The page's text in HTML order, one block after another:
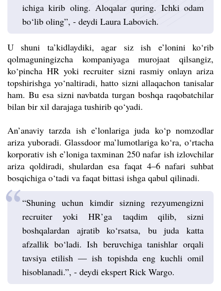
ichiga kirib oling. Aloqalar quring. Ichki odam
bo‘lib oling”, - deydi Laura Labovich.
U shuni ta’kidlaydiki, agar siz ish e’lonini ko‘rib
qolmaguningizcha kompaniyaga murojaat qilsangiz,
ko‘pincha HR yoki recruiter sizni rasmiy onlayn ariza
topshirishga yo‘naltiradi, hatto sizni allaqachon tanisalar
ham. Bu esa sizni navbatda turgan boshqa raqobatchilar
bilan bir xil darajaga tushirib qo‘yadi.
An’anaviy tarzda ish e’lonlariga juda ko‘p nomzodlar
ariza yuboradi. Glassdoor ma’lumotlariga ko‘ra, o‘rtacha
korporativ ish e’loniga taxminan 250 nafar ish izlovchilar
ariza qoldiradi, shulardan esa faqat 4–6 nafari suhbat
bosqichiga o‘tadi va faqat bittasi ishga qabul qilinadi.
“Shuning uchun kimdir sizning rezyumengizni
recruiter yoki HR’ga taqdim qilib, sizni
boshqalardan ajratib ko‘rsatsa, bu juda katta
afzallik bo‘ladi. Ish beruvchiga tanishlar orqali
tavsiya etilish — ish topishda eng kuchli omil
hisoblanadi.”, - deydi ekspert Rick Wargo.